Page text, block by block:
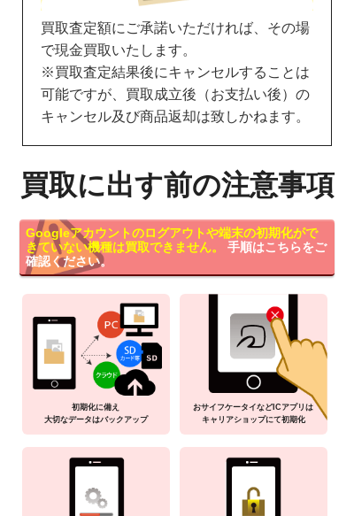
買取査定額にご承諾いただければ、その場
で現金買取いたします。
※買取査定結果後にキャンセルすることは
可能ですが、買取成立後（お支払い後）の
キャンセル及び商品返却は致しかねます。
買取に出す前の注意事項
Googleアカウントのログアウトや端末の初期化がで
きていない機種は買取できません。
手順はこちらをご
確認ください。
初期化に備え
大切なデータはバックアップ
おサイフケータイなどICアプリは
キャリアショップにて初期化